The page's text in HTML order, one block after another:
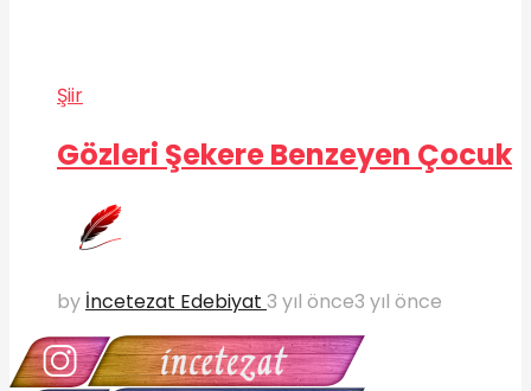
Şiir
Gözleri Şekere Benzeyen Çocuk
by İncetezat Edebiyat 3 yıl önce3 yıl önce